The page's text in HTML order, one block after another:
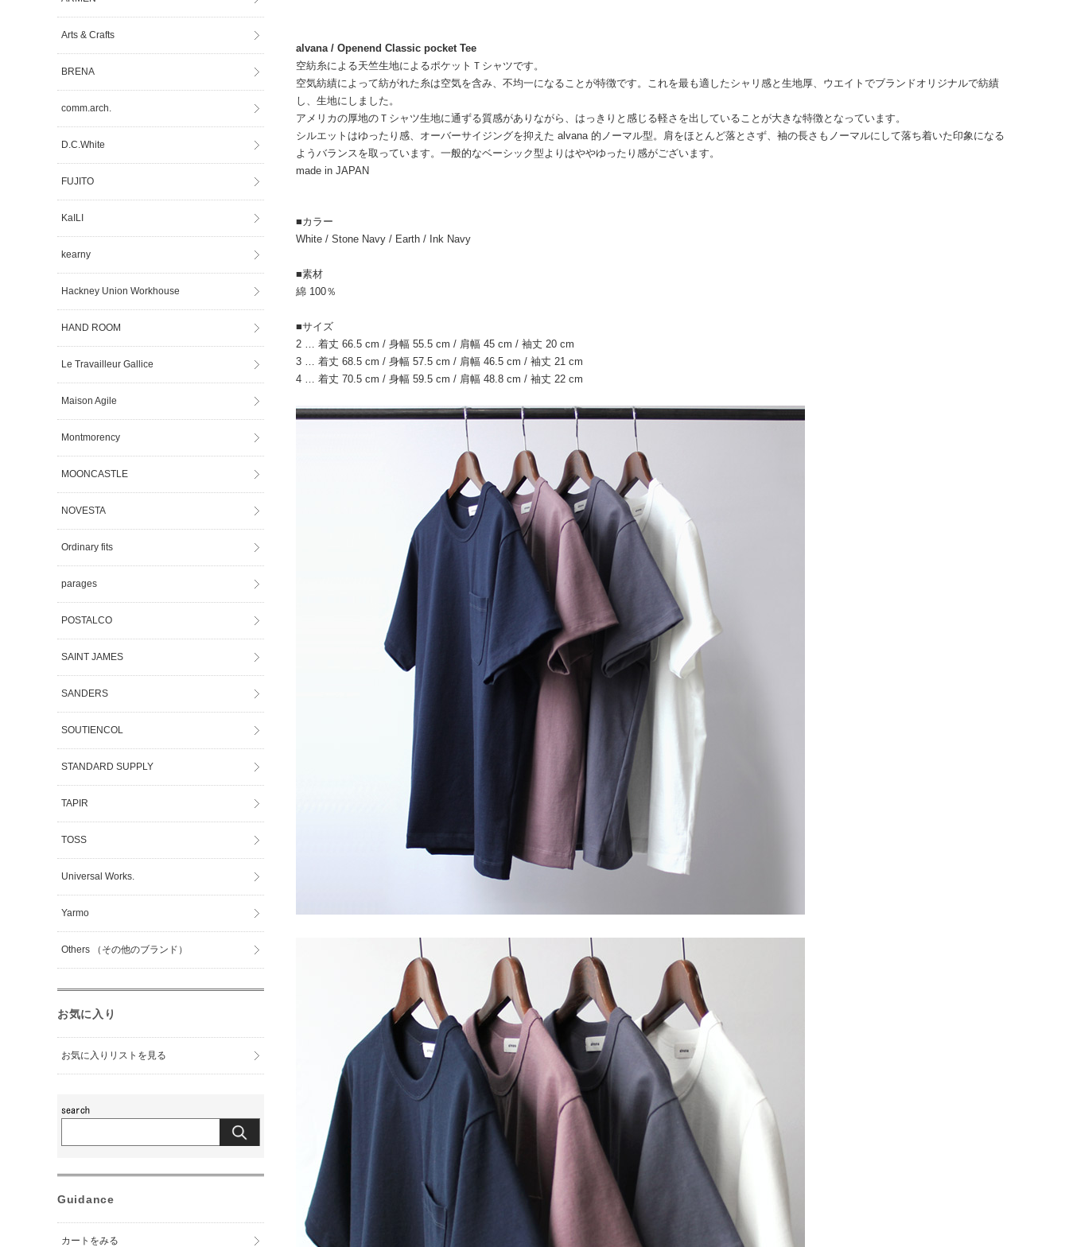
alvana / Openend Classic pocket Tee
空紡糸による天竺生地によるポケットＴシャツです。
空気紡績によって紡がれた糸は空気を含み、不均一になることが特徴です。これを最も適したシャリ感と生地厚、ウエイトでブランドオリジナルで紡績
し、生地にしました。
アメリカの厚地のＴシャツ生地に通ずる質感がありながら、はっきりと感じる軽さを出していることが大きな特徴となっています。
シルエットはゆったり感、オーバーサイジングを抑えた alvana 的ノーマル型。肩をほとんど落とさず、袖の長さもノーマルにして落ち着いた印象になる
ようバランスを取っています。一般的なベーシック型よりはややゆったり感がございます。
made in JAPAN
■カラー
White / Stone Navy / Earth / Ink Navy
■素材
綿 100％
■サイズ
2 … 着丈 66.5 cm / 身幅 55.5 cm / 肩幅 45 cm / 袖丈 20 cm
3 … 着丈 68.5 cm / 身幅 57.5 cm / 肩幅 46.5 cm / 袖丈 21 cm
4 … 着丈 70.5 cm / 身幅 59.5 cm / 肩幅 48.8 cm / 袖丈 22 cm
Arts & Crafts
BRENA
comm.arch.
D.C.White
FUJITO
KaILI
kearny
Hackney Union Workhouse
HAND ROOM
Le Travailleur Gallice
Maison Agile
Montmorency
MOONCASTLE
NOVESTA
Ordinary fits
parages
POSTALCO
SAINT JAMES
SANDERS
SOUTIENCOL
STANDARD SUPPLY
TAPIR
TOSS
Universal Works.
Yarmo
Others （その他のブランド）
お気に入り
お気に入りリストを見る
Guidance
カートをみる